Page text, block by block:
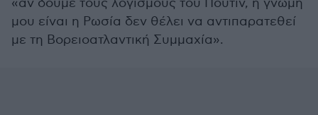
«αν δούμε τους λογισμούς του Πούτιν, η γνώμη
μου είναι η Ρωσία δεν θέλει να αντιπαρατεθεί
με τη Βορειοατλαντική Συμμαχία».